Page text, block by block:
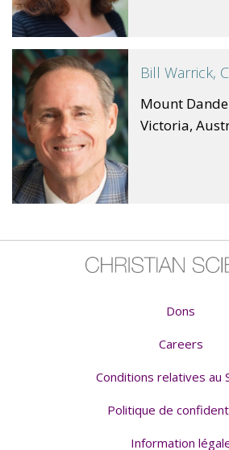
Bill Warrick,
Mount
Victoria,
Dons
Careers
Conditions relatives au
Politique de
Information